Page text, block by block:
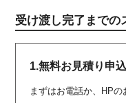
受け渡し完了までの
1.無料お見積り申込
まずはお電話か、HP